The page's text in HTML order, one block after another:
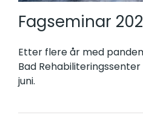
Fagseminar
Etter flere år med
Bad
juni.